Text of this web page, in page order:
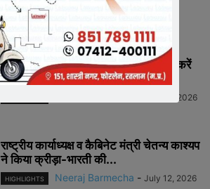
संबंधित लेख
मीडिया में संगठन को सशक्त रूप से प्रस्तुत करें
मीडिया प्रभारी...
July 13, 2026
राष्ट्रीय कार्याध्यक्ष व कैबिनेट मंत्री चेतन्य काश्यप
ने किया क्रीड़ा-भारती की...
HIGHLIGHTS Neeraj Barmecha - July 12, 2026